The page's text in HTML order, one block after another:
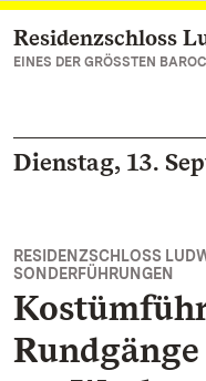
Zum Hauptinhalt
Residenzschloss
EINES DER GRÖSSTEN
Dienstag, 13.
RESIDENZSCHLOSS
SONDERFÜHRUNGEN